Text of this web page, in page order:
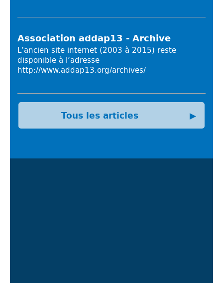
Association addap13 - Archive
L’ancien site internet (2003 à 2015) reste
disponible à l’adresse
http://www.addap13.org/archives/
▶
Tous les articles